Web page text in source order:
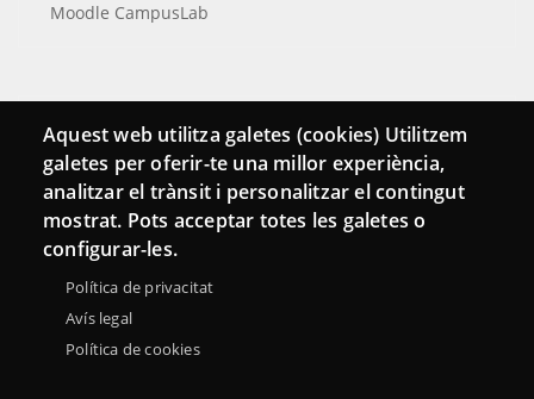
Moodle CampusLab
Connecta
Bustia de contacte
Butlletins
Aquest web utilitza galetes (cookies) Utilitzem
galetes per oferir-te una millor experiència,
analitzar el trànsit i personalitzar el contingut
mostrat. Pots acceptar totes les galetes o
configurar-les.
Política de privacitat
Avís legal
Política de cookies